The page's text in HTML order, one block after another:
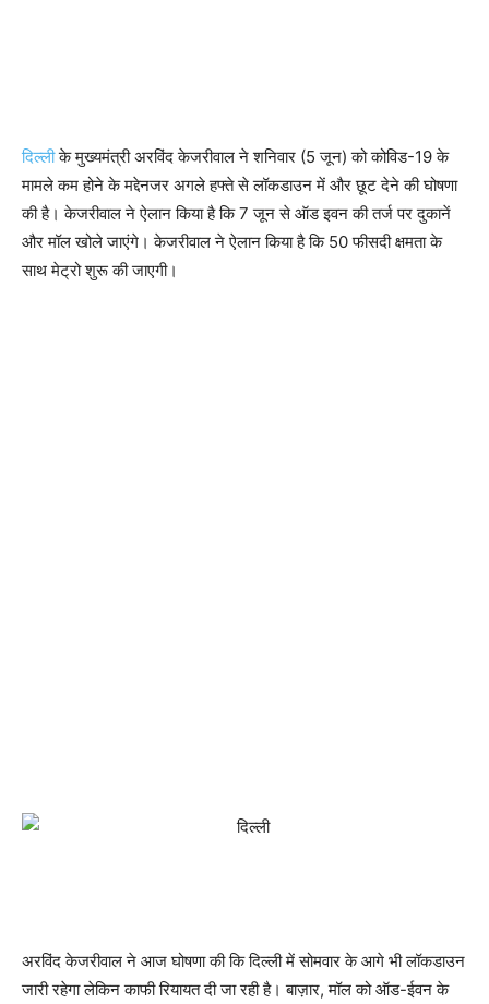
दिल्लीके मुख्यमंत्री अरविंद केजरीवाल ने शनिवार (5 जून) को कोविड-19 के
मामले कम होने के मद्देनजर अगले हफ्ते से लॉकडाउन में और छूट देने की घोषणा
की है। केजरीवाल ने ऐलान किया है कि 7 जून से ऑड इवन की तर्ज पर दुकानें
और मॉल खोले जाएंगे। केजरीवाल ने ऐलान किया है कि 50 फीसदी क्षमता के
साथ मेट्रो शुरू की जाएगी।
अरविंद केजरीवाल ने आज घोषणा की कि दिल्ली में सोमवार के आगे भी लॉकडाउन
जारी रहेगा लेकिन काफी रियायत दी जा रही है। बाज़ार, मॉल को ऑड-ईवन के